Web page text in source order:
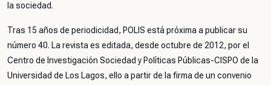
la sociedad.
Tras 15 años de periodicidad, POLIS está próxima a publicar su
número 40. La revista es editada, desde octubre de 2012, por el
Centro de Investigación Sociedad y Políticas Públicas-CISPO de la
Universidad de Los Lagos, ello a partir de la firma de un convenio